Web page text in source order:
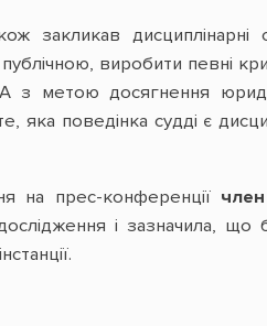
закликав дисциплінарні
виробити певні
з метою досягнення
яка поведінка судді є
на прес-конференції
і зазначила,